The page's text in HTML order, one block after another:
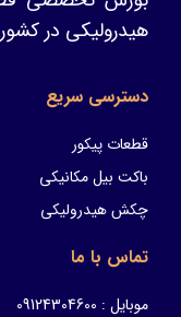
هیدرولیکی در کشور
دسترسی سریع
قطعات پیکور
باکت بیل مکانیکی
چکش هیدرولیکی
تماس با ما
موبایل : 09124304600